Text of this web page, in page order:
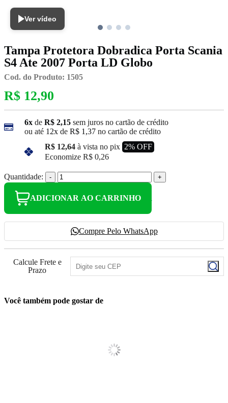
Ver vídeo
Tampa Protetora Dobradica Porta Scania
S4 Ate 2007 Porta LD Globo
Cod. do Produto: 1505
R$ 12,90
6x de R$ 2,15 sem juros no cartão de crédito
ou até 12x de R$ 1,37 no cartão de crédito
R$ 12,64 à vista no pix 2% OFF
Economize R$ 0,26
Quantidade: - +
ADICIONAR AO CARRINHO
Compre Pelo WhatsApp
Calcule Frete e
Prazo
Você também pode gostar de